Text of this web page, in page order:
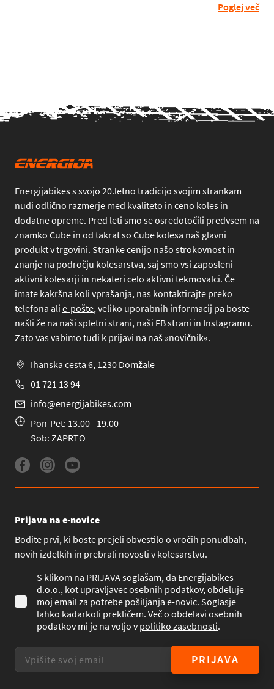
Poglej več
Energijabikes s svojo 20.letno tradicijo svojim strankam
nudi odlično razmerje med kvaliteto in ceno koles in
dodatne opreme. Pred leti smo se osredotočili predvsem na
znamko Cube in od takrat so Cube kolesa naš glavni
produkt v trgovini. Stranke cenijo našo strokovnost in
znanje na področju kolesarstva, saj smo vsi zaposleni
aktivni kolesarji in nekateri celo aktivni tekmovalci. Če
imate kakršna koli vprašanja, nas kontaktirajte preko
telefona ali e-pošte, veliko uporabnih informacij pa boste
našli že na naši spletni strani, naši FB strani in Instagramu.
Zato vas vabimo tudi k prijavi na naš »novičnik«.
Ihanska cesta 6, 1230 Domžale
01 721 13 94
info@energijabikes.com
Pon-Pet: 13.00 - 19.00
Sob: ZAPRTO
Prijava na e-novice
Bodite prvi, ki boste prejeli obvestilo o vročih ponudbah,
novih izdelkih in prebrali novosti v kolesarstvu.
S klikom na PRIJAVA soglašam, da Energijabikes
d.o.o., kot upravljavec osebnih podatkov, obdeluje
moj email za potrebe pošiljanja e-novic. Soglasje
lahko kadarkoli prekličem. Več o obdelavi osebnih
podatkov mi je na voljo vpolitiko zasebnosti.
PRIJAVA